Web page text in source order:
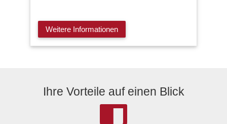
Weitere Informationen
Ihre Vorteile auf einen Blick